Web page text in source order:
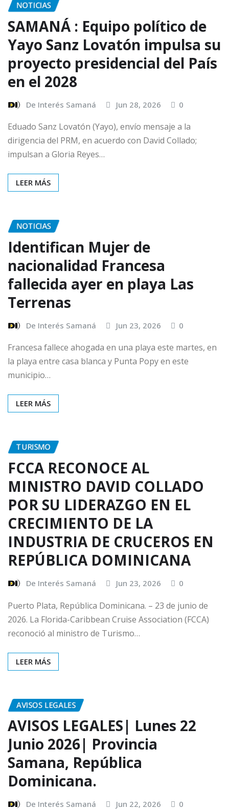
NOTICIAS
SAMANÁ : Equipo político de
Yayo Sanz Lovatón impulsa su
proyecto presidencial del País
en el 2028
De Interés Samaná Jun 28, 2026 0
Eduado Sanz Lovatón (Yayo), envío mensaje a la
dirigencia del PRM, en acuerdo con David Collado;
impulsan a Gloria Reyes…
LEER MÁS
NOTICIAS
Identifican Mujer de
nacionalidad Francesa
fallecida ayer en playa Las
Terrenas
De Interés Samaná Jun 23, 2026 0
Francesa fallece ahogada en una playa este martes, en
la playa entre casa blanca y Punta Popy en este
municipio…
LEER MÁS
TURISMO
FCCA RECONOCE AL
MINISTRO DAVID COLLADO
POR SU LIDERAZGO EN EL
CRECIMIENTO DE LA
INDUSTRIA DE CRUCEROS EN
REPÚBLICA DOMINICANA
De Interés Samaná Jun 23, 2026 0
Puerto Plata, República Dominicana. – 23 de junio de
2026. La Florida-Caribbean Cruise Association (FCCA)
reconoció al ministro de Turismo…
LEER MÁS
AVISOS LEGALES
AVISOS LEGALES| Lunes 22
Junio 2026| Provincia
Samana, República
Dominicana.
De Interés Samaná Jun 22, 2026 0